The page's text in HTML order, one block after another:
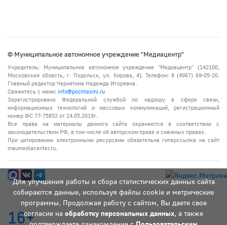
Для улучшения работы и сбора статистических данных сайта
собираются данные, используя файлы cookie и метрические
программы. Продолжая работу с сайтом, Вы даете свое
согласие на обработку персональных данных, а также
© Муниципальное автономное учреждение "Медиацентр"
Учредитель: Муниципальное автономное учреждение "Медиацентр" (142100,
Московская область, г. Подольск, ул. Кирова, 4). Телефон: 8 (4967) 69-05-20.
Главный редактор Чернятина Надежда Игоревна.
Свяжитесь с нами: info@pochtasmi.ru
Зарегистрировано Федеральной службой по надзору в сфере связи,
информационных технологий и массовых коммуникаций, регистрационный
номер ФС 77-75852 от 24.05.2019г.
Все права на материалы данного сайта охраняются в соответствии с
законодательством РФ, в том числе об авторском праве и смежных правах.
При цитировании электронными ресурсами обязательна гиперссылка на сайт
maumediacenter.ru.
16+